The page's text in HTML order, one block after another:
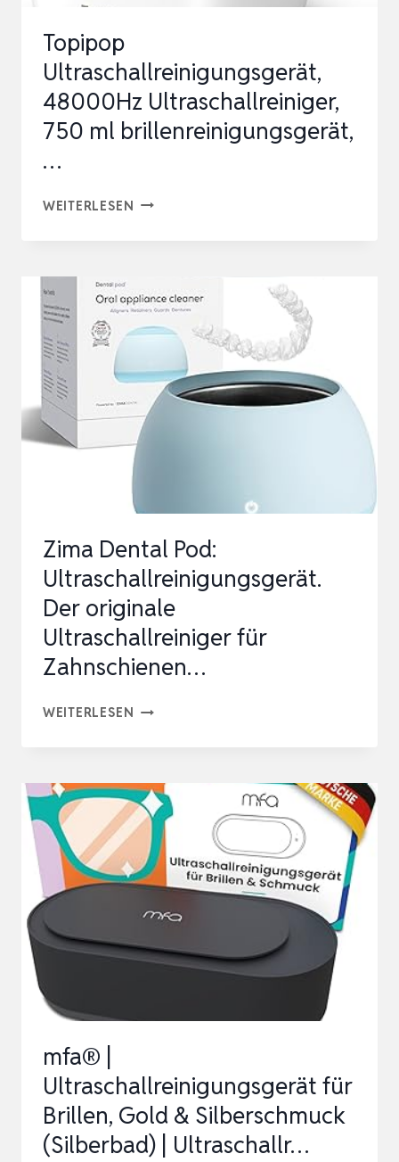
Topipop
Ultraschallreinigungsgerät,
48000Hz Ultraschallreiniger,
750 ml brillenreinigungsgerät,
…
WEITERLESEN TOPIPOP
ULTRASCHALLREINIGER,
750
ML
BRILLENREINIGUNGSGERÄT,
Zima Dental Pod:
Ultraschallreinigungsgerät.
Der originale
Ultraschallreiniger für
Zahnschienen…
WEITERLESEN ZIMA
ULTRASCHALLREINIGUNGSGERÄT.
DER
ORIGINALE
ULTRASCHALLREINIGER
ZAHNSCHIENEN…
mfa® |
Ultraschallreinigungsgerät für
Brillen, Gold & Silberschmuck
(Silberbad) | Ultraschallr…